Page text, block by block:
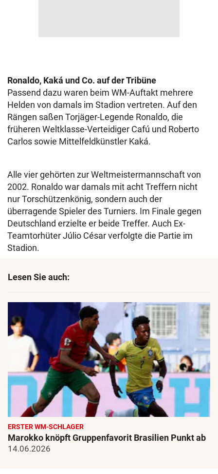
Ronaldo, Kaká und Co. auf der Tribüne
Passend dazu waren beim WM-Auftakt mehrere
Helden von damals im Stadion vertreten. Auf den
Rängen saßen Torjäger-Legende Ronaldo, die
früheren Weltklasse-Verteidiger Cafú und Roberto
Carlos sowie Mittelfeldkünstler Kaká.
Alle vier gehörten zur Weltmeistermannschaft von
2002. Ronaldo war damals mit acht Treffern nicht
nur Torschützenkönig, sondern auch der
überragende Spieler des Turniers. Im Finale gegen
Deutschland erzielte er beide Treffer. Auch Ex-
Teamtorhüter Júlio César verfolgte die Partie im
Stadion.
Lesen Sie auch:
ERSTER WM-SCHLAGER
Marokko knöpft Gruppenfavorit Brasilien Punkt ab
14.06.2026